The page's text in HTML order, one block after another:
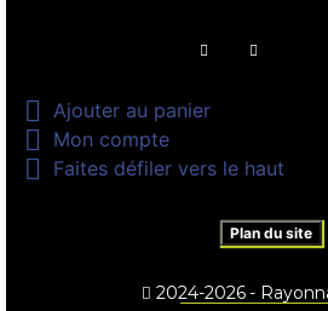
 Ajouter au panier
 Mon compte
 Faites défiler vers le haut
Plan du site
2024-2026 -